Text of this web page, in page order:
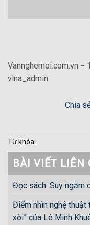
Vannghemoi.com.vn
vina_admin
Chia
Từ khóa:
BÀI VIẾT LIÊN
Đọc sách: Suy ngẫm
Điểm nhìn nghệ thuật
xôi” của Lê Minh